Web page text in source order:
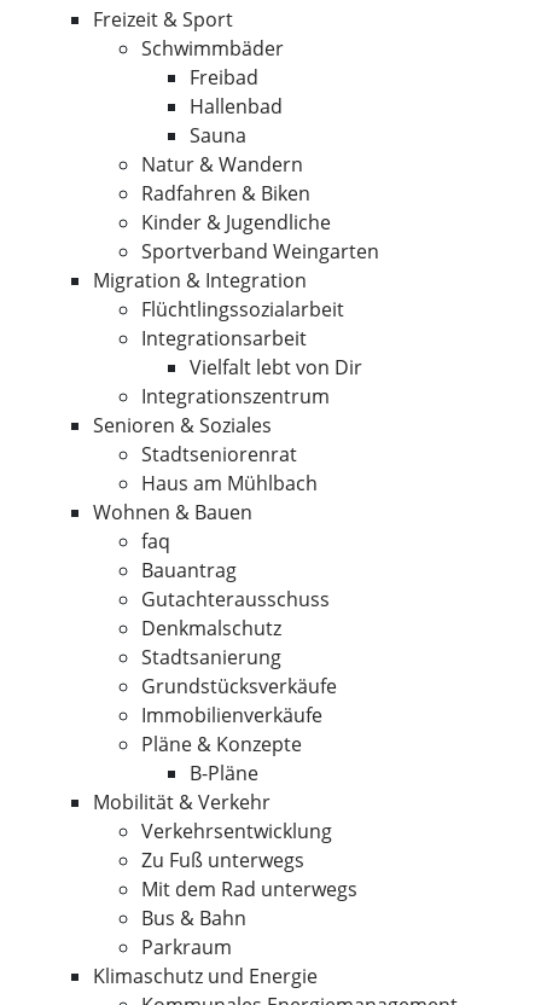
Freizeit & Sport
Schwimmbäder
Freibad
Hallenbad
Sauna
Natur & Wandern
Radfahren & Biken
Kinder & Jugendliche
Sportverband Weingarten
Migration & Integration
Flüchtlingssozialarbeit
Integrationsarbeit
Vielfalt lebt von Dir
Integrationszentrum
Senioren & Soziales
Stadtseniorenrat
Haus am Mühlbach
Wohnen & Bauen
faq
Bauantrag
Gutachterausschuss
Denkmalschutz
Stadtsanierung
Grundstücksverkäufe
Immobilienverkäufe
Pläne & Konzepte
B-Pläne
Mobilität & Verkehr
Verkehrsentwicklung
Zu Fuß unterwegs
Mit dem Rad unterwegs
Bus & Bahn
Parkraum
Klimaschutz und Energie